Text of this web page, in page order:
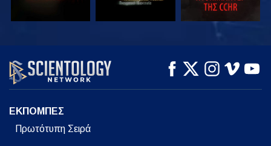
ΠΑΡΑΚΟΛΟΥΘΗΣΤΕ ΠΑΡΑΚΟΛΟΥΘΗΣΤΕ
ΕΞΕΡΕΥΝΗΣΤΕ ΤΗ
ΣΕΙΡΑ
ΕΚΠΟΜΠΕΣ
Πρωτότυπη Σειρά